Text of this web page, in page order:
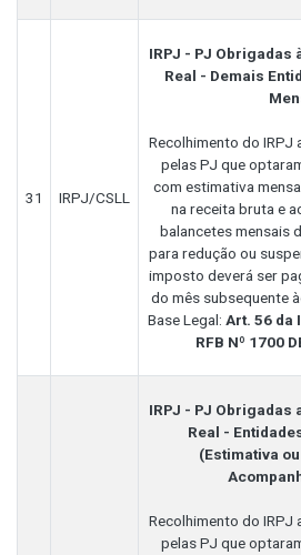
31 IRPJ/CSLL
IRPJ - PJ Obrigadas
Real - Demais
Recolhimento do IRPJ
pelas PJ que
com estimativa
na receita bruta e
balancetes mensais
para redução ou
imposto deverá ser
do mês subsequente
Base Legal: Art. 56 da
RFB Nº 1700
IRPJ - PJ Obrigadas
Real -
(Estimativa
Recolhimento do IRPJ
pelas PJ que